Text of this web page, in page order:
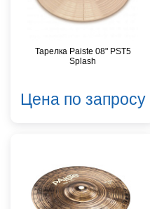
Тарелка Paiste 08" PST5
Splash
Цена по запросу